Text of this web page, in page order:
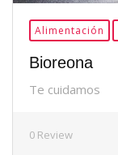
Alimentación
Bioreona
Te cuidamos
0 Review